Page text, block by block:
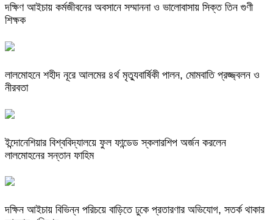
দক্ষিণ আইচায় কর্মজীবনের অবসানে সম্মাননা ও ভালোবাসায় সিক্ত তিন গুণী
শিক্ষক
লালমোহনে শহীদ নূরে আলমের ৪র্থ মৃত্যুবার্ষিকী পালন, মোমবাতি প্রজ্জ্বলন ও
নীরবতা
ইন্দোনেশিয়ার বিশ্ববিদ্যালয়ে ফুল ফান্ডেড স্কলারশিপ অর্জন করলেন
লালমোহনের সন্তান ফাহিম
দক্ষিন আইচায় ‎বিভিন্ন পরিচয়ে বাড়িতে ঢুকে প্রতারণার অভিযোগ, সতর্ক থাকার